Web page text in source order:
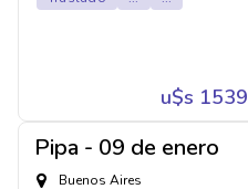
u$s 1539
Pipa - 09 de enero
Buenos Aires